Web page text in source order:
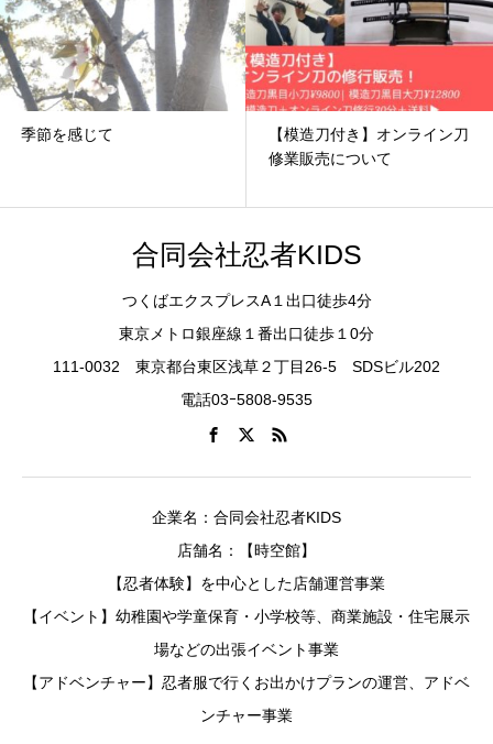
季節を感じて
【模造刀付き】オンライン刀
修業販売について
合同会社忍者KIDS
つくばエクスプレスA１出口徒歩4分
東京メトロ銀座線１番出口徒歩１0分
111-0032 東京都台東区浅草２丁目26-5 SDSビル202
電話03ｰ5808-9535
企業名：合同会社忍者KIDS
店舗名：【時空館】
【忍者体験】を中心とした店舗運営事業
【イベント】幼稚園や学童保育・小学校等、商業施設・住宅展示
場などの出張イベント事業
【アドベンチャー】忍者服で行くお出かけプランの運営、アドベ
ンチャー事業